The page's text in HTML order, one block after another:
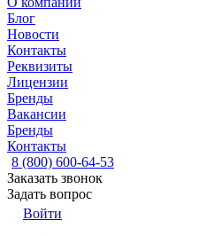
Блог
Новости
Контакты
Реквизиты
Лицензии
Бренды
Вакансии
Бренды
Контакты
8 (800) 600-64-53
Заказать звонок
Задать вопрос
Войти